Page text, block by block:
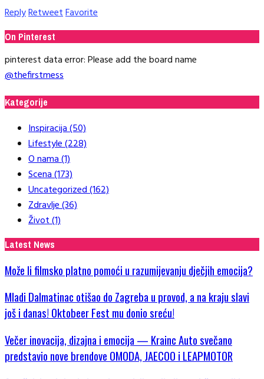
ReplyRetweetFavorite
On Pinterest
pinterest data error: Please add the board name
@thefirstmess
Kategorije
Inspiracija(50)
Lifestyle(228)
O nama(1)
Scena(173)
Uncategorized(162)
Zdravlje(36)
Život(1)
Latest News
Može li filmsko platno pomoći u razumijevanju dječjih emocija?
Mladi Dalmatinac otišao do Zagreba u provod, a na kraju slavi
još i danas! Oktobeer Fest mu donio sreću!
Večer inovacija, dizajna i emocija — Krainc Auto svečano
predstavio nove brendove OMODA, JAECOO i LEAPMOTOR